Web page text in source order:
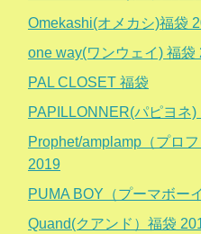
Omekashi(オメカシ)福袋
one way(ワンウェイ) 福袋
PAL CLOSET 福袋
PAPILLONNER(パピヨ
Prophet/amplamp（プロ
2019
PUMA BOY（プーマボー
Quand(クアンド）福袋